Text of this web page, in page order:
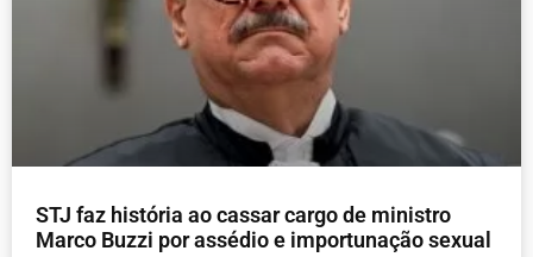
STJ faz história ao cassar cargo de ministro
Marco Buzzi por assédio e importunação sexual